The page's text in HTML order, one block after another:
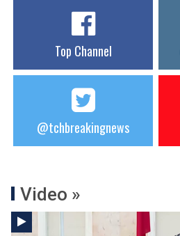
Top Channel
@tchbreakingnews
Video »